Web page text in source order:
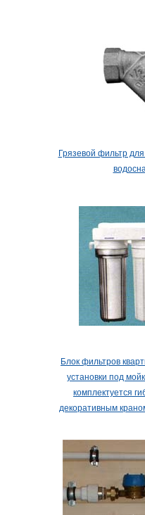
Грязевой фильтр
Блок фильтров
установки под
комплектуется
декоративным